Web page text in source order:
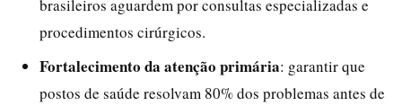
brasileiros aguardem por consultas especializadas e
procedimentos cirúrgicos.
Fortalecimento da atenção primária: garantir que
postos de saúde resolvam 80% dos problemas antes de